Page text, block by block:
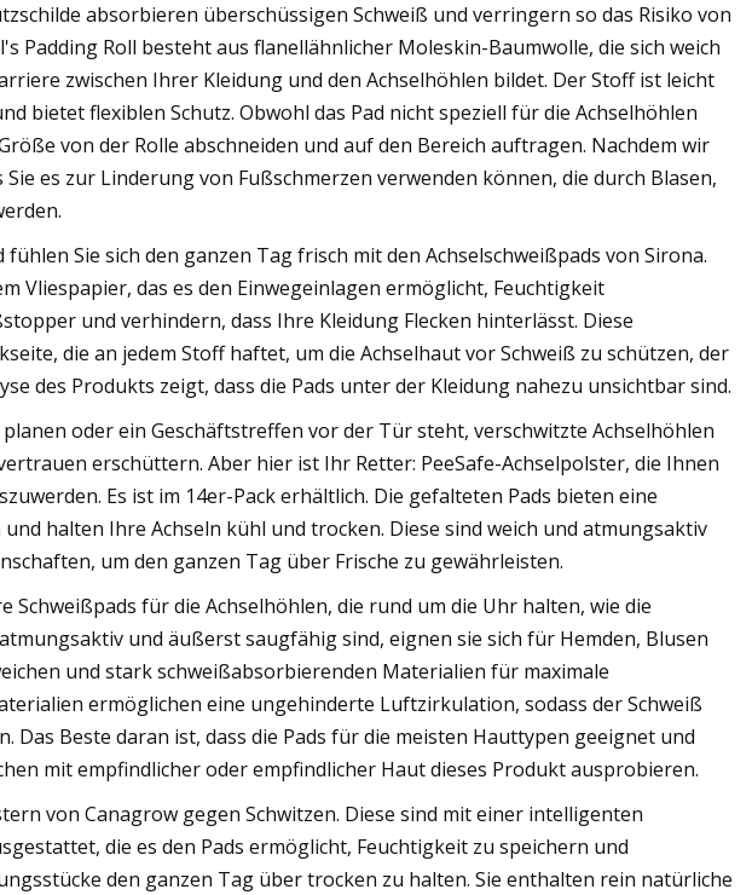
absorbieren überschüssigen Schweiß und verringern so das Risiko von
Padding Roll besteht aus flanellähnlicher Moleskin-Baumwolle, die sich weich
zwischen Ihrer Kleidung und den Achselhöhlen bildet. Der Stoff ist leicht
bietet flexiblen Schutz. Obwohl das Pad nicht speziell für die Achselhöhlen
von der Rolle abschneiden und auf den Bereich auftragen. Nachdem wir
es zur Linderung von Fußschmerzen verwenden können, die durch Blasen,
fühlen Sie sich den ganzen Tag frisch mit den Achselschweißpads von Sirona.
Vliespapier, das es den Einwegeinlagen ermöglicht, Feuchtigkeit
und verhindern, dass Ihre Kleidung Flecken hinterlässt. Diese
die an jedem Stoff haftet, um die Achselhaut vor Schweiß zu schützen, der
des Produkts zeigt, dass die Pads unter der Kleidung nahezu unsichtbar sind.
oder ein Geschäftstreffen vor der Tür steht, verschwitzte Achselhöhlen
erschüttern. Aber hier ist Ihr Retter: PeeSafe-Achselpolster, die Ihnen
Es ist im 14er-Pack erhältlich. Die gefalteten Pads bieten eine
halten Ihre Achseln kühl und trocken. Diese sind weich und atmungsaktiv
um den ganzen Tag über Frische zu gewährleisten.
Schweißpads für die Achselhöhlen, die rund um die Uhr halten, wie die
und äußerst saugfähig sind, eignen sie sich für Hemden, Blusen
und stark schweißabsorbierenden Materialien für maximale
ermöglichen eine ungehinderte Luftzirkulation, sodass der Schweiß
Das Beste daran ist, dass die Pads für die meisten Hauttypen geeignet und
mit empfindlicher oder empfindlicher Haut dieses Produkt ausprobieren.
von Canagrow gegen Schwitzen. Diese sind mit einer intelligenten
die es den Pads ermöglicht, Feuchtigkeit zu speichern und
den ganzen Tag über trocken zu halten. Sie enthalten rein natürliche